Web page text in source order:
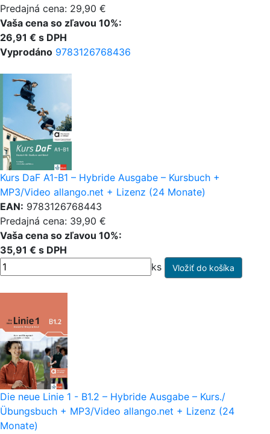
Predajná cena: 29,90 €
Vaša cena so zľavou 10%:
26,91 € s DPH
Vyprodáno 9783126768436
Kurs DaF A1-B1 – Hybride Ausgabe – Kursbuch +
MP3/Video allango.net + Lizenz (24 Monate)
EAN: 9783126768443
Predajná cena: 39,90 €
Vaša cena so zľavou 10%:
35,91 € s DPH
ks
Die neue Linie 1 - B1.2 – Hybride Ausgabe – Kurs./
Übungsbuch + MP3/Video allango.net + Lizenz (24
Monate)